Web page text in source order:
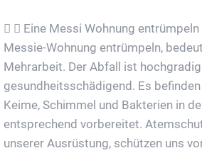
Eine Messi Wohnung
Messie-Wohnung entrümpeln,
Mehrarbeit. Der Abfall ist hochgradig
gesundheitsschädigend. Es
Keime, Schimmel und Bakterien in
entsprechend vorbereitet.
unserer Ausrüstung, schützen uns